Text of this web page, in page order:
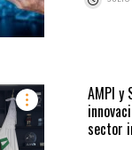
AMPI y
sector